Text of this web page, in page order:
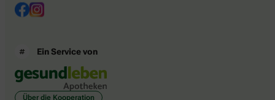
Ein Service von
Über die Kooperation